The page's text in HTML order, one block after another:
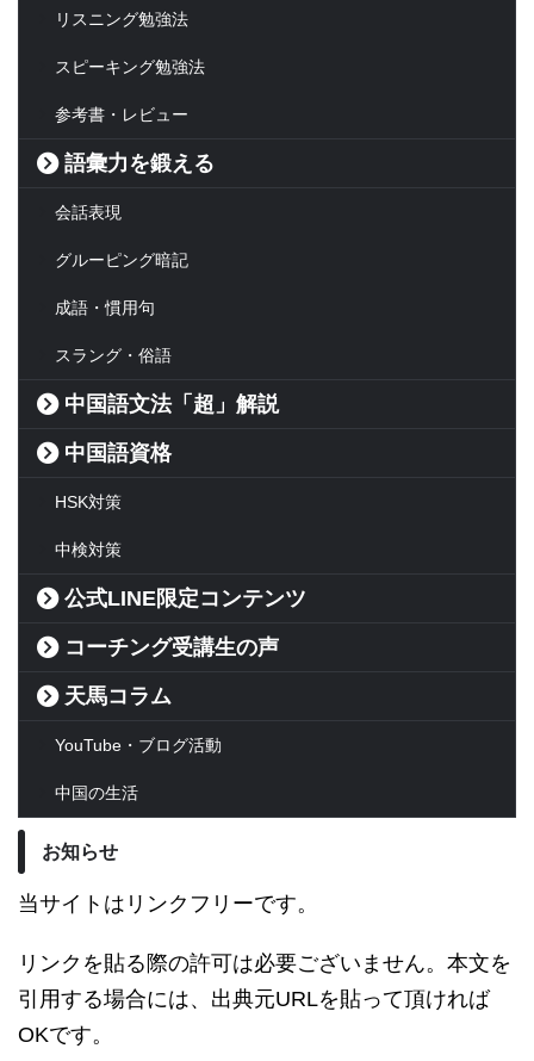
リスニング勉強法
スピーキング勉強法
参考書・レビュー
語彙力を鍛える
会話表現
グルーピング暗記
成語・慣用句
スラング・俗語
中国語文法「超」解説
中国語資格
HSK対策
中検対策
公式LINE限定コンテンツ
コーチング受講生の声
天馬コラム
YouTube・ブログ活動
中国の生活
お知らせ
当サイトはリンクフリーです。
リンクを貼る際の許可は必要ございません。本文を
引用する場合には、出典元URLを貼って頂ければ
OKです。